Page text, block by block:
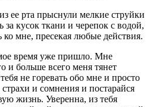
ее рта прыснули мелкие струйки
за кусок ткани и черепок с водой,
ко мне, пресекая любые действия.
время уже пришло. Мне
и больше всего меня тянет
не горевать обо мне и просто
и сомнения и постарайся
жизнь. Уверенна, из тебя